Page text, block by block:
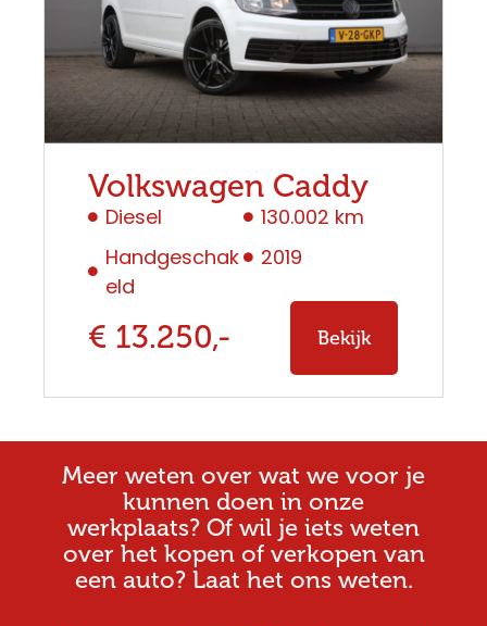
Volkswagen Caddy
Diesel
Handgeschak
eld
130.002 km
2019
€ 13.250,- Bekijk
Meer weten over wat we voor je
kunnen doen in onze
werkplaats? Of wil je iets weten
over het kopen of verkopen van
een auto? Laat het ons weten.